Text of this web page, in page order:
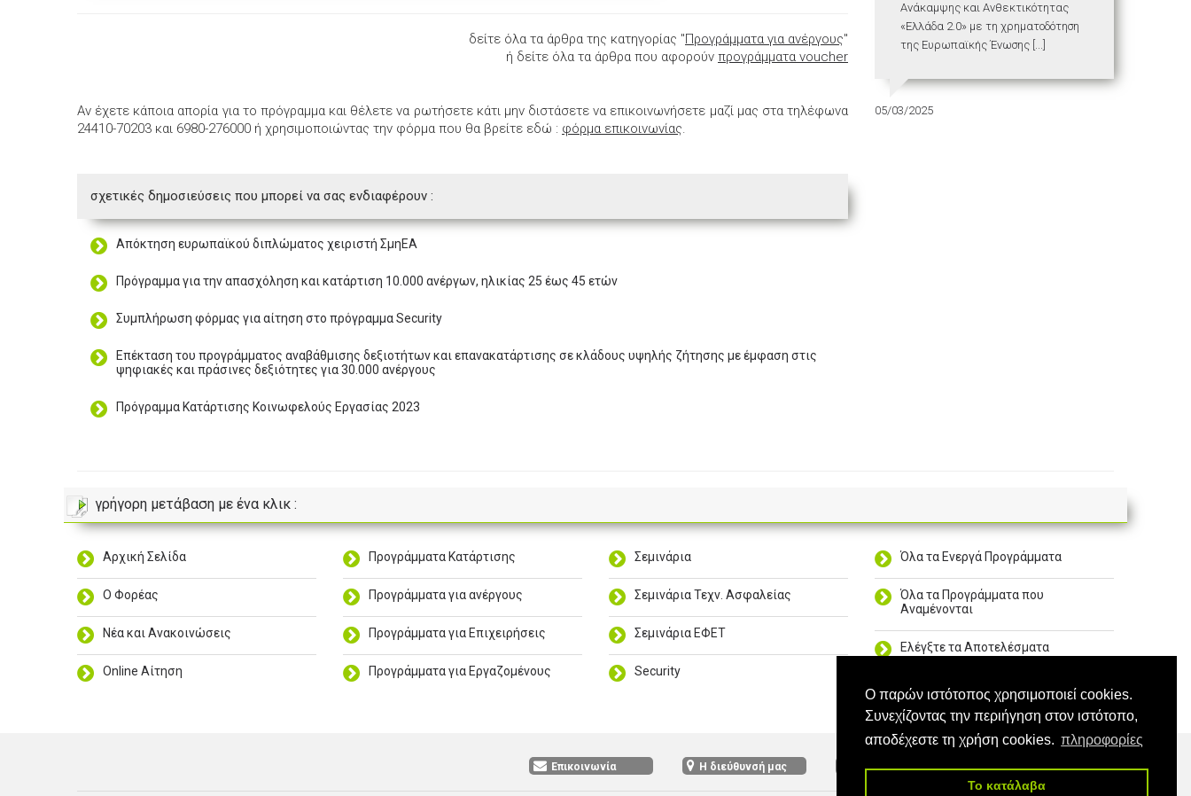
Ο παρών ιστότοπος χρησιμοποιεί cookies.
Συνεχίζοντας την περιήγηση στον ιστότοπο,
αποδέχεστε τη χρήση cookies. πληροφορίες
Το κατάλαβα
δείτε όλα τα άρθρα της κατηγορίας "Προγράμματα για ανέργους"
ή δείτε όλα τα άρθρα που αφορούν προγράμματα voucher
Αν έχετε κάποια απορία για το πρόγραμμα και θέλετε να ρωτήσετε κάτι μην διστάσετε να επικοινωνήσετε μαζί μας στα τηλέφωνα
24410-70203 και 6980-276000 ή χρησιμοποιώντας την φόρμα που θα βρείτε εδώ : φόρμα επικοινωνίας.
σχετικές δημοσιεύσεις που μπορεί να σας ενδιαφέρουν :
Απόκτηση ευρωπαϊκού διπλώματος χειριστή ΣμηΕΑ
Πρόγραμμα για την απασχόληση και κατάρτιση 10.000 ανέργων, ηλικίας 25 έως 45 ετών
Συμπλήρωση φόρμας για αίτηση στο πρόγραμμα Security
Επέκταση του προγράμματος αναβάθμισης δεξιοτήτων και επανακατάρτισης σε κλάδους υψηλής ζήτησης με έμφαση στις
ψηφιακές και πράσινες δεξιότητες για 30.000 ανέργους
Πρόγραμμα Κατάρτισης Κοινωφελούς Εργασίας 2023
Ανάκαμψης και Ανθεκτικότητας
«Ελλάδα 2.0» με τη χρηματοδότηση
της Ευρωπαϊκής Ένωσης [...]
05/03/2025
γρήγορη μετάβαση με ένα κλικ :
Αρχική Σελίδα
Ο Φορέας
Νέα και Ανακοινώσεις
Online Αίτηση
Προγράμματα Κατάρτισης
Προγράμματα για ανέργους
Προγράμματα για Επιχειρήσεις
Προγράμματα για Εργαζομένους
Σεμινάρια
Σεμινάρια Τεχν. Ασφαλείας
Σεμινάρια ΕΦΕΤ
Security
Όλα τα Ενεργά Προγράμματα
Όλα τα Προγράμματα που
Αναμένονται
Ελέγξτε τα Αποτελέσματα
Επικοινωνήστε μαζί μας
Επικοινωνία Η διεύθυνσή μας Βρείτε μας στο FΒ